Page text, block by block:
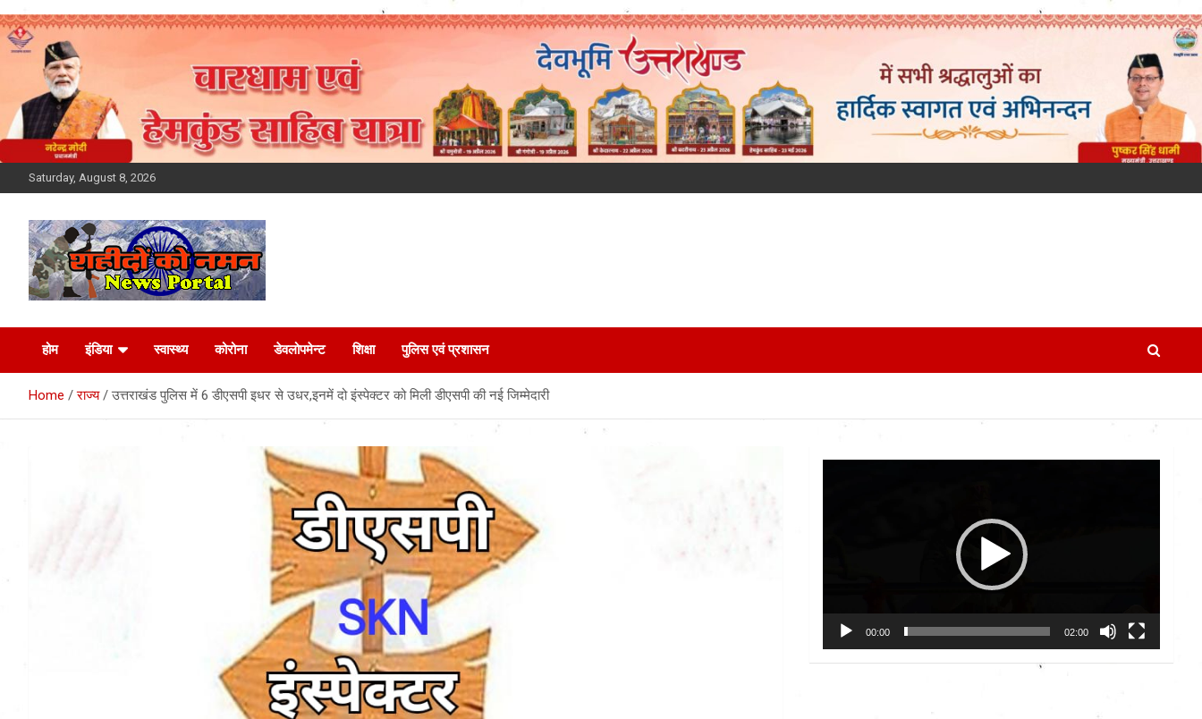
Skip
to
Saturday, August 8, 2026
Latest News Today,
Breaking News,
Uttarakhand News in
होम इंडिया स्वास्थ्य कोरोना डेवलोपमेन्ट शिक्षा पुलिस एवं प्रशासन
Home राज्य उत्तराखंड पुलिस में 6 डीएसपी इधर से उधर,इनमें दो इंस्पेक्टर को मिली डीएसपी की नई जिम्मेदारी
00:00 02:00